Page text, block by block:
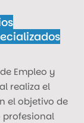
Empleo y
realiza el
el objetivo de